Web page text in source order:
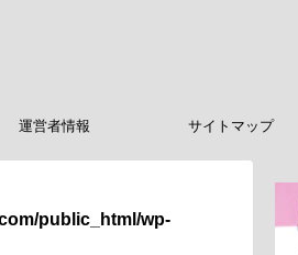
運営者情報 サイトマップ
public_html/wp-